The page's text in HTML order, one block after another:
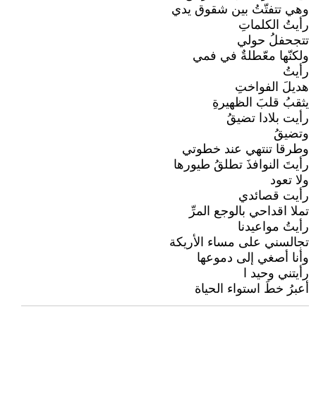
وهي تتفتّتُ بين شقوق يدي
رأيتُ الكلماتِ
تتجحفلُ حولي
ولكنّها معّطلةٌ في فمي
رأيتُ
هديلَ الفواختِ
يثقبُ قلبَ الظهيرةِ
رأيت بلادا تضيقُ
وتضيقُ
وطرقا تنتهي عند خطوتي
رأيتَ النوافذَ تطلقُ طيورها
ولا تعود
رأيت قصائدي
تملا اقداحي بالوجع المرِّ
رأيتُ مواعيدنا
تجالسني على مساء الأريكة
وأنا أصغي إلى دموعها
رأيتني وحيد ا
أعبرُ خطَ استواء الحياة